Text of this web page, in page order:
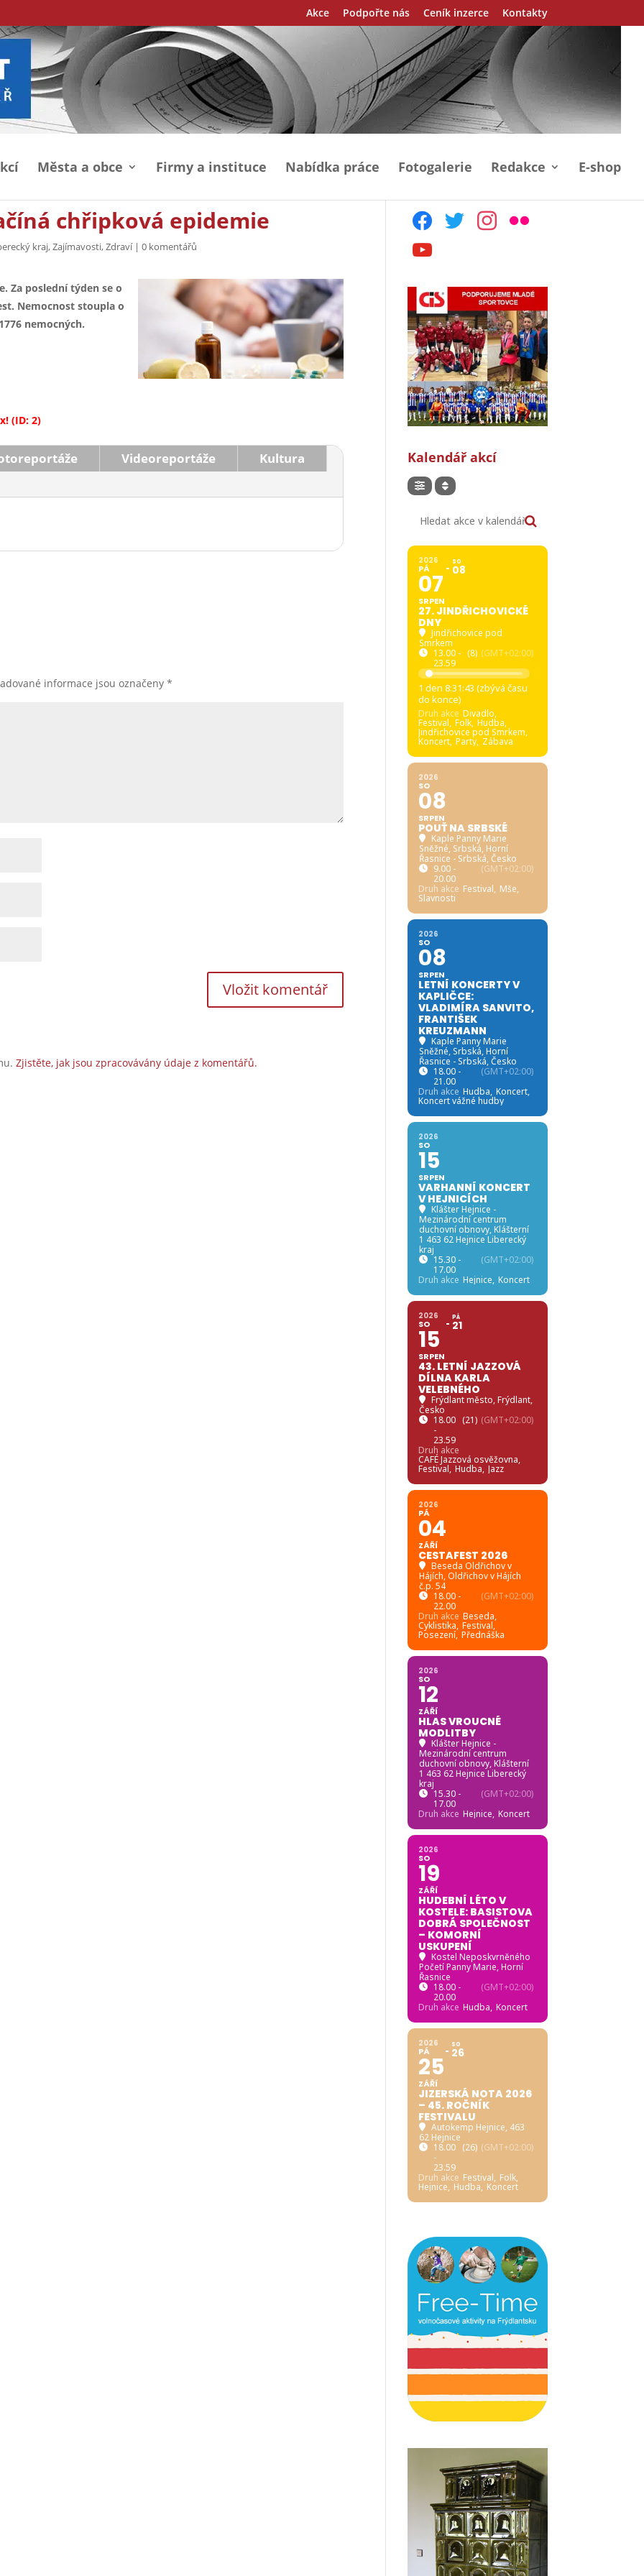
Akce Podpořte nás Ceník inzerce Kontakty
Města a obce Firmy a instituce Nabídka práce Fotogalerie Redakce E-shop
chřipková epidemie
kraj,Zajímavosti,Zdraví|0 komentářů
Za poslední týden se o
Nemocnost stoupla o
nemocných.
(ID: 2)
Videoreportáže Kultura
informace jsou označeny*
Zjistěte, jak jsou zpracovávány údaje z komentářů.
facebooktwitter instagram
flickr
youtube
Kalendář akcí
2026
PÁ
07
SRPEN
SO
08
27. JINDŘICHOVICKÉ
DNY
Jindřichovice pod
Smrkem
13.00 -
23.59
(8) (GMT+02:00)
1 den 8:31:41 (zbývá času
do konce)
Druh akce Divadlo,
Festival, Folk, Hudba,
Jindřichovice pod Smrkem,
Koncert, Party, Zábava
2026
SO
08
SRPEN
POUŤ NA SRBSKÉ
Kaple Panny Marie
Sněžné, Srbská, Horní
Řasnice - Srbská, Česko
9.00 -
20.00
(GMT+02:00)
Druh akce Festival, Mše,
Slavnosti
2026
SO
08
SRPEN
LETNÍ KONCERTY V
KAPLIČCE:
VLADIMÍRA SANVITO,
FRANTIŠEK
KREUZMANN
Kaple Panny Marie
Sněžné, Srbská, Horní
Řasnice - Srbská, Česko
18.00 -
21.00
(GMT+02:00)
Druh akce Hudba, Koncert,
Koncert vážné hudby
2026
SO
15
SRPEN
VARHANNÍ KONCERT
V HEJNICÍCH
Klášter Hejnice -
Mezinárodní centrum
duchovní obnovy, Klášterní
1 463 62 Hejnice Liberecký
kraj
15.30 -
17.00
(GMT+02:00)
Druh akce Hejnice, Koncert
2026
SO
15
SRPEN
PÁ
21
43. LETNÍ JAZZOVÁ
DÍLNA KARLA
VELEBNÉHO
Frýdlant město, Frýdlant,
Česko
18.00
-
23.59
(21) (GMT+02:00)
Druh akce
CAFÉ Jazzová osvěžovna,
Festival, Hudba, Jazz
2026
PÁ
04
ZÁŘÍ
CESTAFEST 2026
Beseda Oldřichov v
Hájích, Oldřichov v Hájích
č.p. 54
18.00 -
22.00
(GMT+02:00)
Druh akce Beseda,
Cyklistika, Festival,
Posezení, Přednáška
2026
SO
12
ZÁŘÍ
HLAS VROUCNÉ
MODLITBY
Klášter Hejnice -
Mezinárodní centrum
duchovní obnovy, Klášterní
1 463 62 Hejnice Liberecký
kraj
15.30 -
17.00
(GMT+02:00)
Druh akce Hejnice, Koncert
2026
SO
19
ZÁŘÍ
HUDEBNÍ LÉTO V
KOSTELE: BASISTOVA
DOBRÁ SPOLEČNOST
– KOMORNÍ
USKUPENÍ
Kostel Neposkvrněného
Početí Panny Marie, Horní
Řasnice
18.00 -
20.00
(GMT+02:00)
Druh akce Hudba, Koncert
2026
PÁ
25
ZÁŘÍ
SO
26
JIZERSKÁ NOTA 2026
– 45. ROČNÍK
FESTIVALU
Autokemp Hejnice, 463
62 Hejnice
18.00
-
23.59
(26) (GMT+02:00)
Druh akce Festival, Folk,
Hejnice, Hudba, Koncert